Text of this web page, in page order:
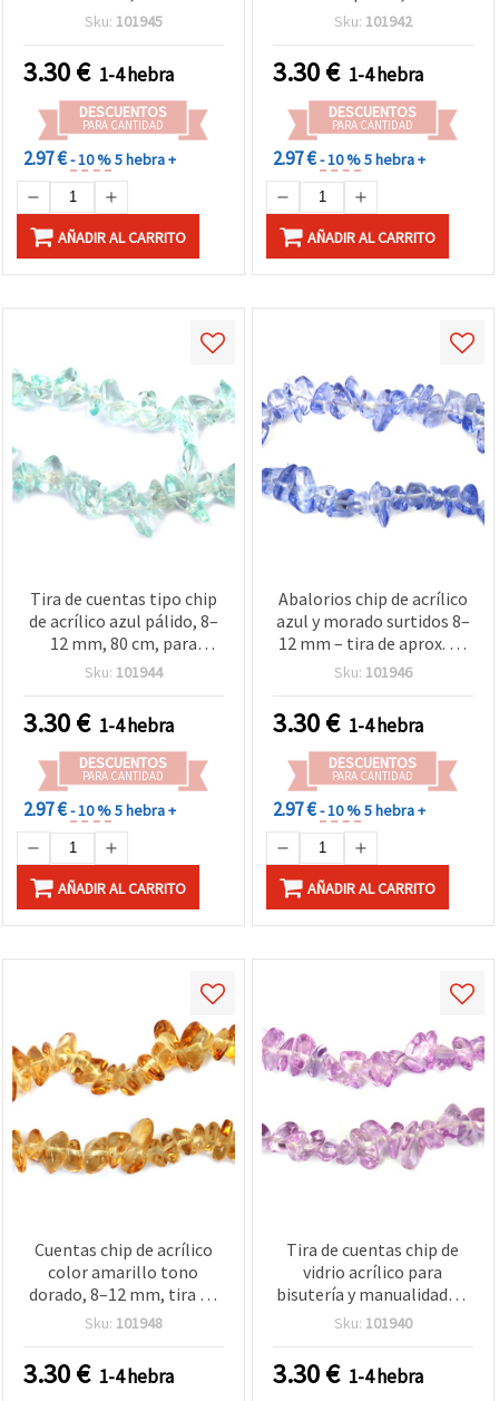
azul cielo, ~80 cm
Sku: 101945
3.30€ 1-4 hebra
DESCUENTOS
PARA CANTIDAD
2.97 €- 10 %5 hebra +
AÑADIR AL CARRITO
Sku: 101942
3.30€ 1-4 hebra
DESCUENTOS
PARA CANTIDAD
2.97 €- 10 %5 hebra +
AÑADIR AL CARRITO
Tira de cuentas tipo chip
de acrílico azul pálido, 8–
12 mm, 80 cm, para
bisutería y manualidades
Sku: 101944
3.30€ 1-4 hebra
DESCUENTOS
PARA CANTIDAD
2.97 €- 10 %5 hebra +
AÑADIR AL CARRITO
Abalorios chip de acrílico
azul y morado surtidos 8–
12 mm – tira de aprox. 80
cm para bisutería,
manualidades DIY
Sku: 101946
3.30€ 1-4 hebra
DESCUENTOS
PARA CANTIDAD
2.97 €- 10 %5 hebra +
AÑADIR AL CARRITO
Cuentas chip de acrílico
color amarillo tono
dorado, 8–12 mm, tira de
aprox. 80 cm para
manualidades
Sku: 101948
3.30€ 1-4 hebra
Tira de cuentas chip de
vidrio acrílico para
bisutería y manualidades,
8–12 mm, morado-rosa,
Sku: 101940
3.30€ 1-4 hebra